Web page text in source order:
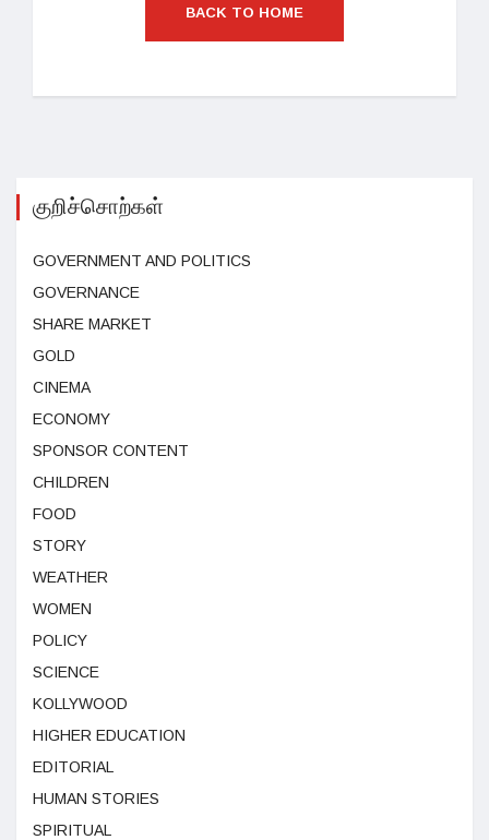
BACK TO HOME
குறிச்சொற்கள்
GOVERNMENT AND POLITICS
GOVERNANCE
SHARE MARKET
GOLD
CINEMA
ECONOMY
SPONSOR CONTENT
CHILDREN
FOOD
STORY
WEATHER
WOMEN
POLICY
SCIENCE
KOLLYWOOD
HIGHER EDUCATION
EDITORIAL
HUMAN STORIES
SPIRITUAL